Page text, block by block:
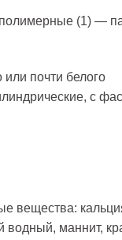
(1) —
или почти белого
с
вещества:
водный, маннит,